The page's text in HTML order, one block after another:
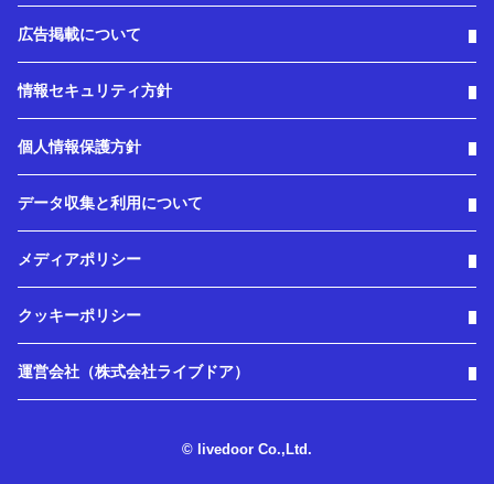
広告掲載について
情報セキュリティ方針
個人情報保護方針
データ収集と利用について
メディアポリシー
クッキーポリシー
運営会社（株式会社ライブドア）
© livedoor Co.,Ltd.